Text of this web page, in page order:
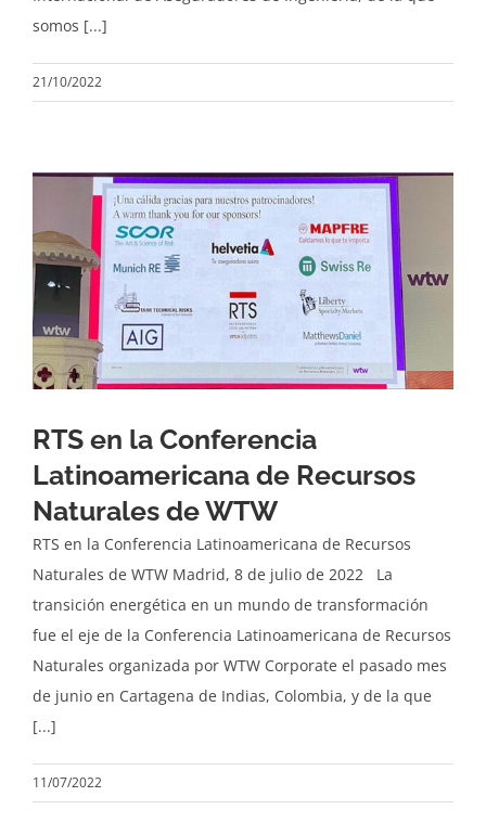
somos [...]
21/10/2022
RTS en la Conferencia
Latinoamericana de Recursos
Naturales de WTW
RTS en la Conferencia Latinoamericana de Recursos
Naturales de WTW Madrid, 8 de julio de 2022 La
transición energética en un mundo de transformación
fue el eje de la Conferencia Latinoamericana de Recursos
Naturales organizada por WTW Corporate el pasado mes
de junio en Cartagena de Indias, Colombia, y de la que
[...]
11/07/2022